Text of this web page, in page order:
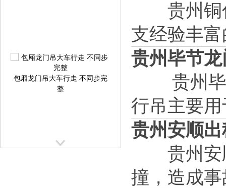
包厢龙门吊大车行走 不同步完
整
贵州铜
支经验丰
贵州毕节
贵州毕
行吊主要
贵州安顺
贵州安顺
撞，造成